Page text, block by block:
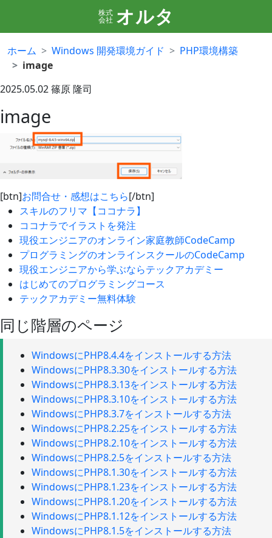
株式
会社 オルタ
ホーム Windows 開発環境ガイド
PHP環境構築
image
2025.05.02篠原 隆司
image
[btn]お問合せ・感想はこちら[/btn]
スキルのフリマ【ココナラ】
ココナラでイラストを発注
現役エンジニアのオンライン家庭教師CodeCamp
プログラミングのオンラインスクールのCodeCamp
現役エンジニアから学ぶならテックアカデミー
はじめてのプログラミングコース
テックアカデミー無料体験
同じ階層のページ
WindowsにPHP8.4.4をインストールする方法
WindowsにPHP8.3.30をインストールする方法
WindowsにPHP8.3.13をインストールする方法
WindowsにPHP8.3.10をインストールする方法
WindowsにPHP8.3.7をインストールする方法
WindowsにPHP8.2.25をインストールする方法
WindowsにPHP8.2.10をインストールする方法
WindowsにPHP8.2.5をインストールする方法
WindowsにPHP8.1.30をインストールする方法
WindowsにPHP8.1.23をインストールする方法
WindowsにPHP8.1.20をインストールする方法
WindowsにPHP8.1.12をインストールする方法
WindowsにPHP8.1.5をインストールする方法